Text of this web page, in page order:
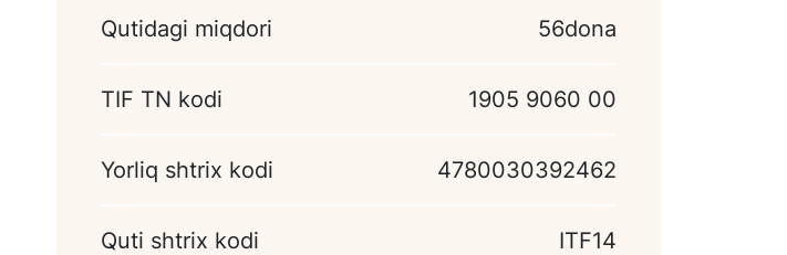
Qutidagi miqdori 56dona
TIF TN kodi 1905 9060 00
Yorliq shtrix kodi 4780030392462
Quti shtrix kodi
ITF14